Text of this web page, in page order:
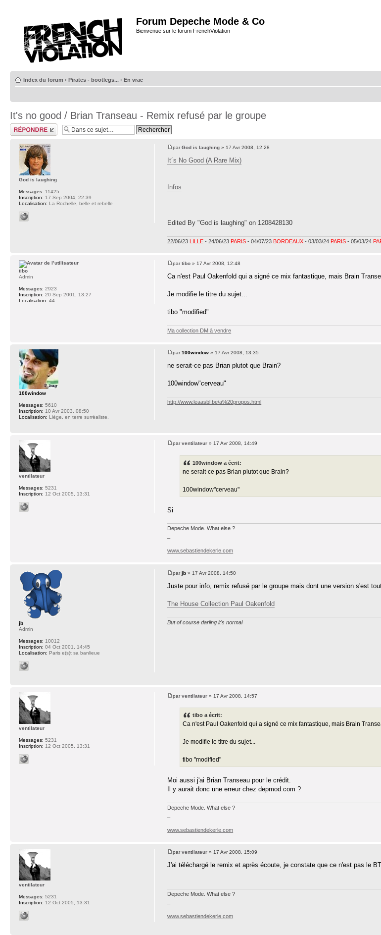
Forum Depeche Mode & Co
Bienvenue sur le forum FrenchViolation
Index du forum ‹ Pirates - bootlegs... ‹ En vrac
It's no good / Brian Transeau - Remix refusé par le groupe
Répondre
parGod is laughing » 17 Avr 2008, 12:28
It´s No Good (A Rare Mix)
Infos
Edited By "God is laughing" on 1208428130
22/06/23 LILLE- 24/06/23 PARIS - 04/07/23 BORDEAUX - 03/03/24 PARIS - 05/03/24
God is laughing
Messages: 11425
Inscription: 17 Sep 2004, 22:39
Localisation: La Rochelle, belle et rebelle
partibo » 17 Avr 2008, 12:48
Ca n'est Paul Oakenfold qui a signé ce mix fantastique, mais Brain
Je modifie le titre du sujet...
tibo "modified"
Ma collection DM à vendre
tibo
Admin
Messages: 2923
Inscription: 20 Sep 2001, 13:27
Localisation: 44
par100window » 17 Avr 2008, 13:35
ne serait-ce pas Brian plutot que Brain?
100window"cerveau"
http://www.leaasbl.be/a%20propos.html
100window
Messages: 5610
Inscription: 10 Avr 2003, 08:50
Localisation: Liège, en terre surréaliste.
parventilateur » 17 Avr 2008, 14:49
100window a écrit:
ne serait-ce pas Brian plutot que Brain?
100window"cerveau"
Si
Depeche Mode. What else ?
www.sebastiendekerle.com
ventilateur
Messages: 5231
Inscription: 12 Oct 2005, 13:31
parjb » 17 Avr 2008, 14:50
Juste pour info, remix refusé par le groupe mais dont une version s'est
The House Collection Paul Oakenfold
But of course darling it's normal
jb
Admin
Messages: 10012
Inscription: 04 Oct 2001, 14:45
Localisation: Paris e(s)t sa banlieue
parventilateur » 17 Avr 2008, 14:57
tibo a écrit:
Ca n'est Paul Oakenfold qui a signé ce mix fantastique, mais Brain
Je modifie le titre du sujet...
tibo "modified"
Moi aussi j'ai Brian Transeau pour le crédit.
Il y aurait donc une erreur chez depmod.com ?
Depeche Mode. What else ?
www.sebastiendekerle.com
ventilateur
Messages: 5231
Inscription: 12 Oct 2005, 13:31
parventilateur » 17 Avr 2008, 15:09
J'ai téléchargé le remix et après écoute, je constate que ce n'est pas le
Depeche Mode. What else ?
www.sebastiendekerle.com
ventilateur
Messages: 5231
Inscription: 12 Oct 2005, 13:31